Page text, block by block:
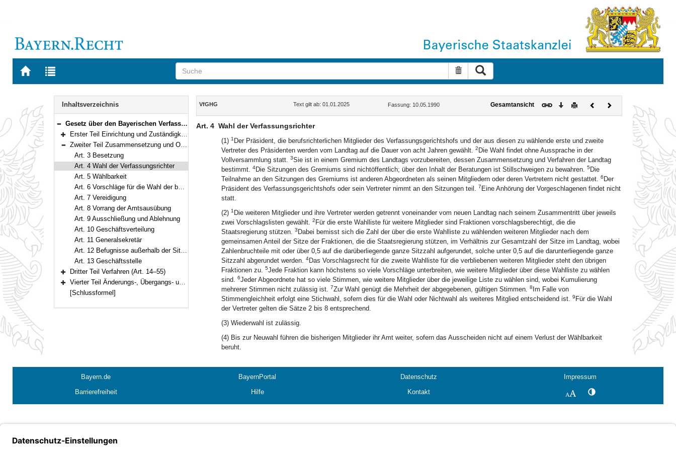
Zur
BAYERN.RECHT
Zur
letzten
Suche zurücksetzen
Navigation
Inhaltsverzeichnis
Bereich reduzieren
Gesetz über den Bayerischen Verfassungsgerichtshof (VfGHG) Vom 10. Mai 1990 (GVBl. S. 122, 231) BayRS 1103-1-I (Art. 1–57)
Bereich erweitern
Erster Teil Einrichtung und Zuständigkeit (Art. 1–2)
Bereich reduzieren
Zweiter Teil Zusammensetzung und Organisation (Art. 3–13)
Art. 3 Besetzung
Art. 4 Wahl der Verfassungsrichter
Art. 5 Wählbarkeit
Art. 6 Vorschläge für die Wahl der berufsrichterlichen Mitglieder
Art. 7 Vereidigung
Art. 8 Vorrang der Amtsausübung
Art. 9 Ausschließung und Ablehnung
Art. 10 Geschäftsverteilung
Art. 11 Generalsekretär
Art. 12 Befugnisse außerhalb der Sitzung; Vertretung des Präsidenten und des Generalsekretärs
Art. 13 Geschäftsstelle
Bereich erweitern
Dritter Teil Verfahren (Art. 14–55)
Bereich erweitern
Vierter Teil Änderungs-, Übergangs- und Schlußvorschriften (Art. 56–57)
[Schlussformel]
Inhalt
VfGHG Text gilt ab: 01.01.2025 Fassung: 10.05.1990 Gesamtansicht Download
DruckenVorherigesNächstes
Dokument
Art. 4 Wahl der Verfassungsrichter
(1) 1 Der Präsident, die berufsrichterlichen Mitglieder des Verfassungsgerichtshofs und der aus diesen zu wählende erste und zweite
Vertreter des Präsidenten werden vom Landtag auf die Dauer von acht Jahren gewählt. 2 Die Wahl findet ohne Aussprache in der
Vollversammlung statt. 3Sie ist in einem Gremium des Landtags vorzubereiten, dessen Zusammensetzung und Verfahren der Landtag
bestimmt. 4Die Sitzungen des Gremiums sind nichtöffentlich; über den Inhalt der Beratungen ist Stillschweigen zu bewahren. 5 Die
Teilnahme an den Sitzungen des Gremiums ist anderen Abgeordneten als seinen Mitgliedern oder deren Vertretern nicht gestattet. 6 Der
Präsident des Verfassungsgerichtshofs oder sein Vertreter nimmt an den Sitzungen teil. 7 Eine Anhörung der Vorgeschlagenen findet nicht
statt.
(2) 1 Die weiteren Mitglieder und ihre Vertreter werden getrennt voneinander vom neuen Landtag nach seinem Zusammentritt über jeweils
zwei Vorschlagslisten gewählt. 2 Für die erste Wahlliste für weitere Mitglieder sind Fraktionen vorschlagsberechtigt, die die
Staatsregierung stützen. 3 Dabei bemisst sich die Zahl der über die erste Wahlliste zu wählenden weiteren Mitglieder nach dem
gemeinsamen Anteil der Sitze der Fraktionen, die die Staatsregierung stützen, im Verhältnis zur Gesamtzahl der Sitze im Landtag, wobei
Zahlenbruchteile mit oder über 0,5 auf die darüberliegende ganze Sitzzahl aufgerundet, solche unter 0,5 auf die darunterliegende ganze
Sitzzahl abgerundet werden. 4Das Vorschlagsrecht für die zweite Wahlliste für die verbliebenen weiteren Mitglieder steht den übrigen
Fraktionen zu. 5Jede Fraktion kann höchstens so viele Vorschläge unterbreiten, wie weitere Mitglieder über diese Wahlliste zu wählen
sind. 6Jeder Abgeordnete hat so viele Stimmen, wie weitere Mitglieder über die jeweilige Liste zu wählen sind, wobei Kumulierung
mehrerer Stimmen nicht zulässig ist. 7Zur Wahl genügt die Mehrheit der abgegebenen, gültigen Stimmen. 8 Im Falle von
Stimmengleichheit erfolgt eine Stichwahl, sofern dies für die Wahl oder Nichtwahl als weiteres Mitglied entscheidend ist. 9 Für die Wahl
der Vertreter gelten die Sätze 2 bis 8 entsprechend.
(3) Wiederwahl ist zulässig.
(4) Bis zur Neuwahl führen die bisherigen Mitglieder ihr Amt weiter, sofern das Ausscheiden nicht auf einem Verlust der Wählbarkeit
beruht.
Bayern.de BayernPortal Datenschutz
Impressum
Barrierefreiheit
Hilfe Kontakt SchriftgrößeKontrastwechsel